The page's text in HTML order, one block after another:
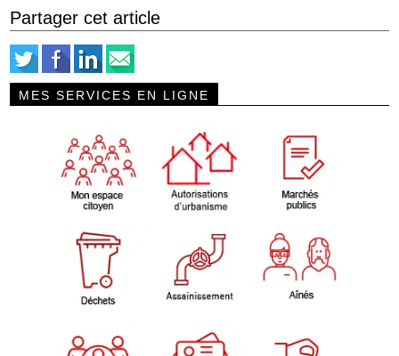
Partager cet article
MES SERVICES EN LIGNE